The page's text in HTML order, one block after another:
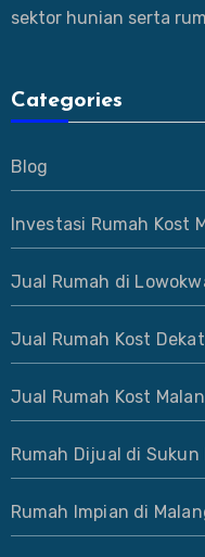
sektor hunian serta
Categories
Blog
Investasi Rumah Kost
Jual Rumah di
Jual Rumah Kost
Jual Rumah Kost
Rumah Dijual di Sukun
Rumah Impian di